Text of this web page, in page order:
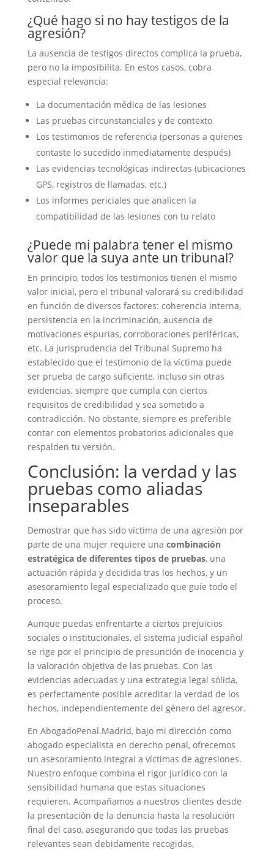
¿Qué hago si no hay testigos de la
agresión?
La ausencia de testigos directos complica la prueba,
pero no la imposibilita. En estos casos, cobra
especial relevancia:
La documentación médica de las lesiones
Las pruebas circunstanciales y de contexto
Los testimonios de referencia (personas a quienes
contaste lo sucedido inmediatamente después)
Las evidencias tecnológicas indirectas (ubicaciones
GPS, registros de llamadas, etc.)
Los informes periciales que analicen la
compatibilidad de las lesiones con tu relato
¿Puede mi palabra tener el mismo
valor que la suya ante un tribunal?
En principio, todos los testimonios tienen el mismo
valor inicial, pero el tribunal valorará su credibilidad
en función de diversos factores: coherencia interna,
persistencia en la incriminación, ausencia de
motivaciones espurias, corroboraciones periféricas,
etc. La jurisprudencia del Tribunal Supremo ha
establecido que el testimonio de la víctima puede
ser prueba de cargo suficiente, incluso sin otras
evidencias, siempre que cumpla con ciertos
requisitos de credibilidad y sea sometido a
contradicción. No obstante, siempre es preferible
contar con elementos probatorios adicionales que
respalden tu versión.
Conclusión: la verdad y las
pruebas como aliadas
inseparables
Demostrar que has sido víctima de una agresión por
parte de una mujer requiere una combinación
estratégica de diferentes tipos de pruebas, una
actuación rápida y decidida tras los hechos, y un
asesoramiento legal especializado que guíe todo el
proceso.
Aunque puedas enfrentarte a ciertos prejuicios
sociales o institucionales, el sistema judicial español
se rige por el principio de presunción de inocencia y
la valoración objetiva de las pruebas. Con las
evidencias adecuadas y una estrategia legal sólida,
es perfectamente posible acreditar la verdad de los
hechos, independientemente del género del agresor.
En AbogadoPenal.Madrid, bajo mi dirección como
abogado especialista en derecho penal, ofrecemos
un asesoramiento integral a víctimas de agresiones.
Nuestro enfoque combina el rigor jurídico con la
sensibilidad humana que estas situaciones
requieren. Acompañamos a nuestros clientes desde
la presentación de la denuncia hasta la resolución
final del caso, asegurando que todas las pruebas
relevantes sean debidamente recogidas,